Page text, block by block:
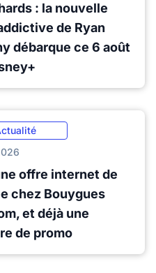
: la nouvelle
de Ryan
débarque ce 6 août
offre internet de
chez Bouygues
et déjà une
de promo